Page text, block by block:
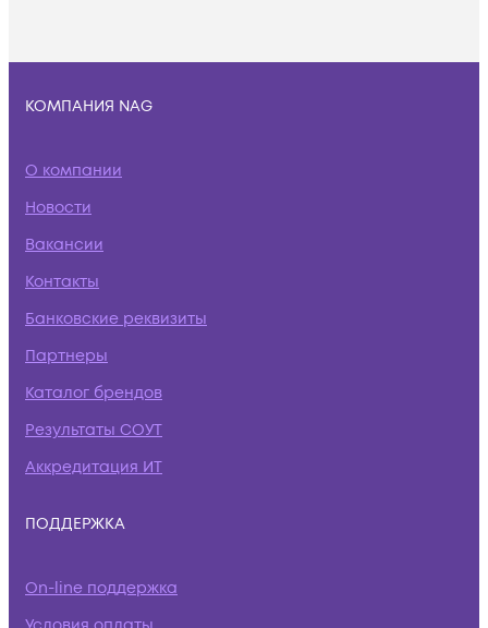
КОМПАНИЯ NAG
О компании
Новости
Вакансии
Контакты
Банковские реквизиты
Партнеры
Каталог брендов
Результаты СОУТ
Аккредитация ИТ
ПОДДЕРЖКА
On-line поддержка